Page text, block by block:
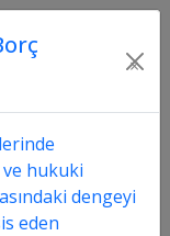
×
hukuki
dengeyi
eden